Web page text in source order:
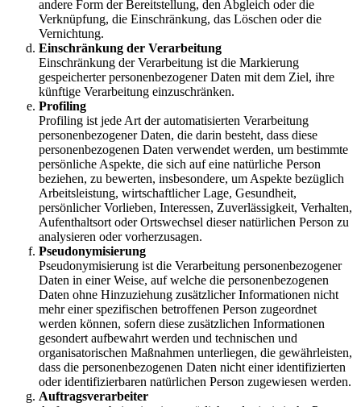
andere Form der Bereitstellung, den Abgleich oder die
Verknüpfung, die Einschränkung, das Löschen oder die
Vernichtung.
Einschränkung der Verarbeitung
Einschränkung der Verarbeitung ist die Markierung
gespeicherter personenbezogener Daten mit dem Ziel, ihre
künftige Verarbeitung einzuschränken.
Profiling
Profiling ist jede Art der automatisierten Verarbeitung
personenbezogener Daten, die darin besteht, dass diese
personenbezogenen Daten verwendet werden, um bestimmte
persönliche Aspekte, die sich auf eine natürliche Person
beziehen, zu bewerten, insbesondere, um Aspekte bezüglich
Arbeitsleistung, wirtschaftlicher Lage, Gesundheit,
persönlicher Vorlieben, Interessen, Zuverlässigkeit, Verhalten,
Aufenthaltsort oder Ortswechsel dieser natürlichen Person zu
analysieren oder vorherzusagen.
Pseudonymisierung
Pseudonymisierung ist die Verarbeitung personenbezogener
Daten in einer Weise, auf welche die personenbezogenen
Daten ohne Hinzuziehung zusätzlicher Informationen nicht
mehr einer spezifischen betroffenen Person zugeordnet
werden können, sofern diese zusätzlichen Informationen
gesondert aufbewahrt werden und technischen und
organisatorischen Maßnahmen unterliegen, die gewährleisten,
dass die personenbezogenen Daten nicht einer identifizierten
oder identifizierbaren natürlichen Person zugewiesen werden.
Auftragsverarbeiter